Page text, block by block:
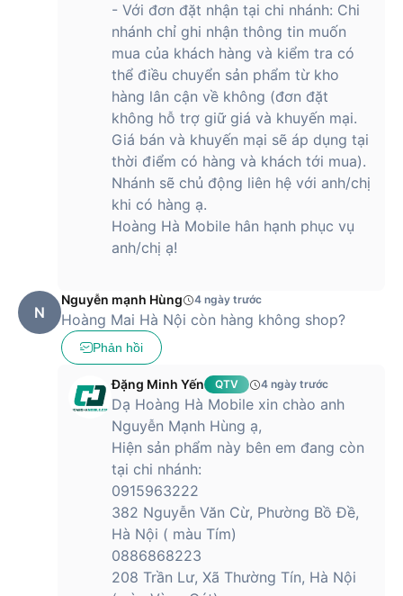
- Với đơn đặt nhận tại chi nhánh: Chi
nhánh chỉ ghi nhận thông tin muốn
mua của khách hàng và kiểm tra có
thể điều chuyển sản phẩm từ kho
hàng lân cận về không (đơn đặt
không hỗ trợ giữ giá và khuyến mại.
Giá bán và khuyến mại sẽ áp dụng tại
thời điểm có hàng và khách tới mua).
Nhánh sẽ chủ động liên hệ với anh/chị
khi có hàng ạ.
Hoàng Hà Mobile hân hạnh phục vụ
anh/chị ạ!
N
Nguyễn mạnh Hùng 4 ngày trước
Hoàng Mai Hà Nội còn hàng không shop?
Phản hồi
Đặng Minh Yến QTV 4 ngày trước
Dạ Hoàng Hà Mobile xin chào anh
Nguyễn Mạnh Hùng ạ,
Hiện sản phẩm này bên em đang còn
tại chi nhánh:
0915963222
382 Nguyễn Văn Cừ, Phường Bồ Đề,
Hà Nội ( màu Tím)
0886868223
208 Trần Lư, Xã Thường Tín, Hà Nội